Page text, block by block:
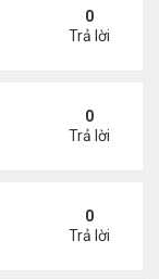
đường
0
Trả lời
0
Trả lời
0
Trả lời